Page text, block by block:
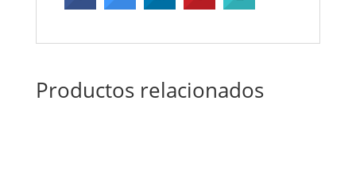
Productos relacionados